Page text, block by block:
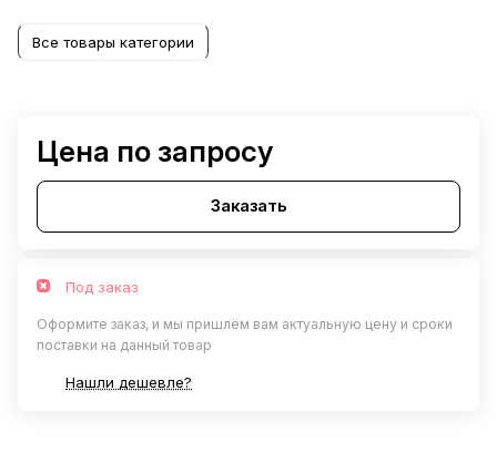
Все товары категории
Цена по запросу
Заказать
Под заказ
Оформите заказ, и мы пришлём вам актуальную цену и сроки
поставки на данный товар
Нашли дешевле?